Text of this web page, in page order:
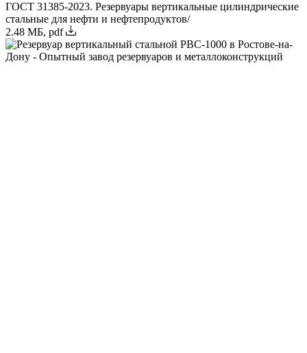
ГОСТ 31385-2023. Резервуары вертикальные цилиндрические
стальные для нефти и нефтепродуктов/
2.48 МБ, pdf